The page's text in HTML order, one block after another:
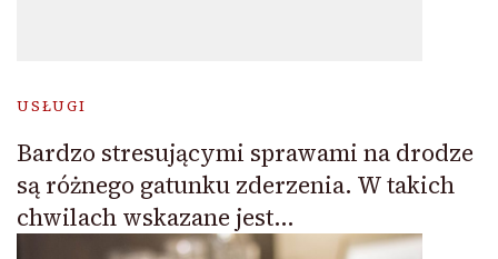
USŁUGI
Bardzo stresującymi sprawami na drodze
są różnego gatunku zderzenia. W takich
chwilach wskazane jest…